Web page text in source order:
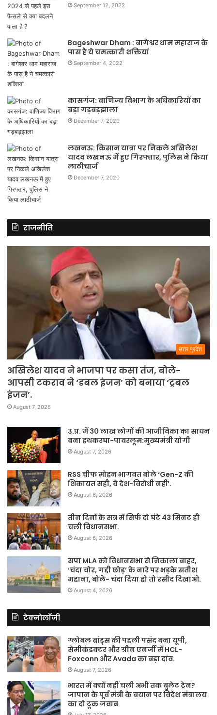
September 12, 2022
Bageshwar Dham : बागेश्वर धाम महाराज के
पास है ये चमत्कारी शक्तियां
September 4, 2022
कासगंज: वाणिज्य विभाग के अधिकारियों का
बड़ा गड़बड़झाला
December 7, 2020
लखनऊ: किसान यात्रा पर निकले अखिलेश
यादव लखनऊ में हुए गिरफ्तार, पुलिस ने किया
लाठीचार्ज
December 7, 2020
राजनीति
उत्तर प्रदेश
अखिलेश यादव ने भाजपा पर कसा तंज, बोले-
आपसी टकराव ने ‘डबल इंजन’ को बनाया ‘ट्रबल
इंजन’.
August 7, 2026
उ.प्र. में 30 लाख लोगों की आजीविका का साधन
बना हथकरघा-पावरलूम:मुख्यमंत्री योगी
August 7, 2026
RSS चीफ मोहन भागवत बोले ‘Gen-Z की
शिकायत सही, वे देश-विरोधी नहीं’.
August 6, 2026
तीन दिनों के सत्र में सिर्फ दो घंटे 43 मिनट ही
चली विधानसभा.
August 6, 2026
सपा MLA को विधानसभा से निकाला बाहर,
‘चंदा चोर, गद्दी छोड़’ के नारे पर भड़के सतीश
महाना, बोले- चंदा दिया हो तो रसीद दिखाओ.
August 4, 2026
टेक्नोलॉजी
ग्लोबल ब्रांड्स की पहली पसंद बना यूपी,
सेमीकंडक्टर और ग्रीन एनर्जी में HCL-
Foxconn और Avada का बड़ा दांव.
August 7, 2026
भारत में क्यों नहीं चली अभी तक बुलेट ट्रेन?
जापान के पूर्व मंत्री के बयान पर विदेश मंत्रालय
का दो टूक जवाब